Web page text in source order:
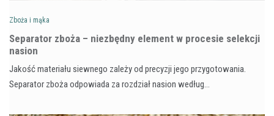
Zboża i mąka
Separator zboża – niezbędny element w procesie selekcji
nasion
Jakość materiału siewnego zależy od precyzji jego przygotowania.
Separator zboża odpowiada za rozdział nasion według…